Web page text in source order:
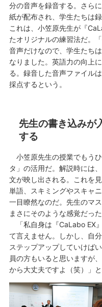
分の音声を録音する。さら
紙が配布され、学生たちは
これは、小笠原先生が『
たオリジナルの練習法だ。
音声だけなので、学生たち
なりました。英語力の向上
る。録音した音声ファイル
採点するという。
先生の書き込みが
する
小笠原先生の授業でもう
タ」の活用だ。解説時には
文が映し出される。これを
単語、スキミングやスキャ
一目瞭然なのだ。先生のマ
まさにそのような感覚だった
「私自身は『CaLabo EX
て言えません。しかし、自
ステップアップしていけば
員の方もいると思いますが
から大丈夫ですよ（笑）」